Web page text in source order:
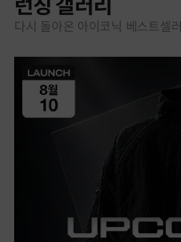
런칭 갤러리
다시 돌아온 아이코닉 베스트셀러